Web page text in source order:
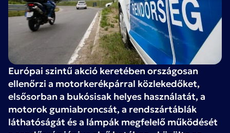
Európai szintű akció keretében országosan
ellenőrzi a motorkerékpárral közlekedőket,
elsősorban a bukósisak helyes használatát, a
motorok gumiabroncsát, a rendszártáblák
láthatóságát és a lámpák megfelelő működését